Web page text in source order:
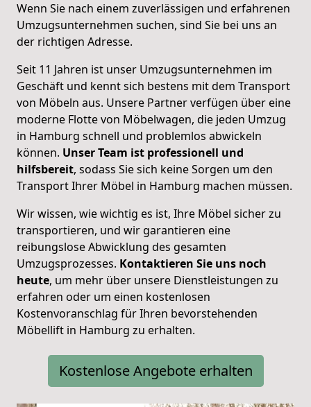
Wenn Sie nach einem zuverlässigen und erfahrenen
Umzugsunternehmen suchen, sind Sie bei uns an
der richtigen Adresse.
Seit 11 Jahren ist unser Umzugsunternehmen im
Geschäft und kennt sich bestens mit dem Transport
von Möbeln aus. Unsere Partner verfügen über eine
moderne Flotte von Möbelwagen, die jeden Umzug
in Hamburg schnell und problemlos abwickeln
können. Unser Team ist professionell und
hilfsbereit, sodass Sie sich keine Sorgen um den
Transport Ihrer Möbel in Hamburg machen müssen.
Wir wissen, wie wichtig es ist, Ihre Möbel sicher zu
transportieren, und wir garantieren eine
reibungslose Abwicklung des gesamten
Umzugsprozesses. Kontaktieren Sie uns noch
heute, um mehr über unsere Dienstleistungen zu
erfahren oder um einen kostenlosen
Kostenvoranschlag für Ihren bevorstehenden
Möbellift in Hamburg zu erhalten.
Kostenlose Angebote erhalten